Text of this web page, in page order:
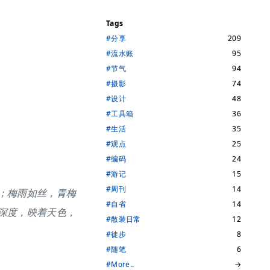
梅雨如丝，青梅
度，映着天色，
Tags
#分享
209
#流水账
95
#节气
94
#摄影
74
#设计
48
#工具箱
36
#生活
35
#观点
25
#编码
24
#游记
15
#周刊
14
#自省
14
#散装日常
12
#徒步
8
#随笔
6
#More..
→